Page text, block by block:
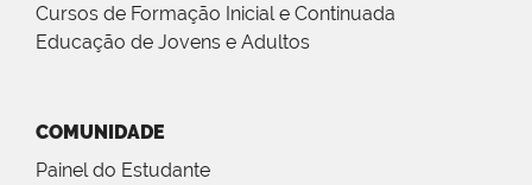
Cursos de Formação Inicial e Continuada
Educação de Jovens e Adultos
COMUNIDADE
Painel do Estudante